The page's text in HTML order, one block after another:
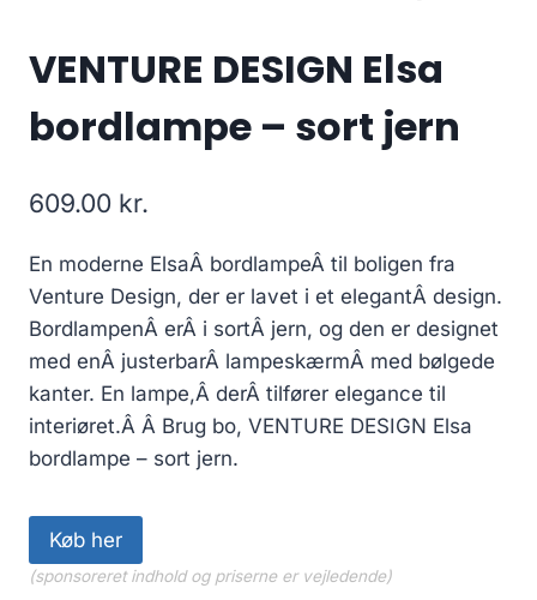
VENTURE DESIGN Elsa
bordlampe – sort jern
609.00 kr.
En moderne ElsaÂ bordlampeÂ til boligen fra
Venture Design, der er lavet i et elegantÂ design.
BordlampenÂ erÂ i sortÂ jern, og den er designet
med enÂ justerbarÂ lampeskærmÂ med bølgede
kanter. En lampe,Â derÂ tilfører elegance til
interiøret.Â Â Brug bo, VENTURE DESIGN Elsa
bordlampe – sort jern.
Køb her
(sponsoreret indhold og priserne er vejledende)